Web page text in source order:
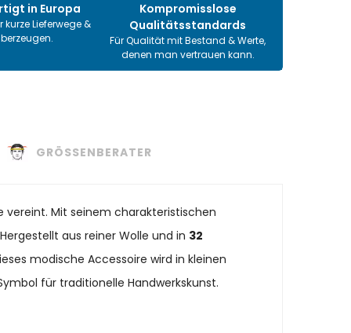
in Europa
Lieferwege &
Kompromisslose
Qualitätsstandards
Für Qualität mit Bestand & Werte,
denen man vertrauen kann.
GRÖSSENBERATER
vereint. Mit seinem charakteristischen
aus reiner Wolle und in 32
modische Accessoire wird in kleinen
für traditionelle Handwerkskunst.